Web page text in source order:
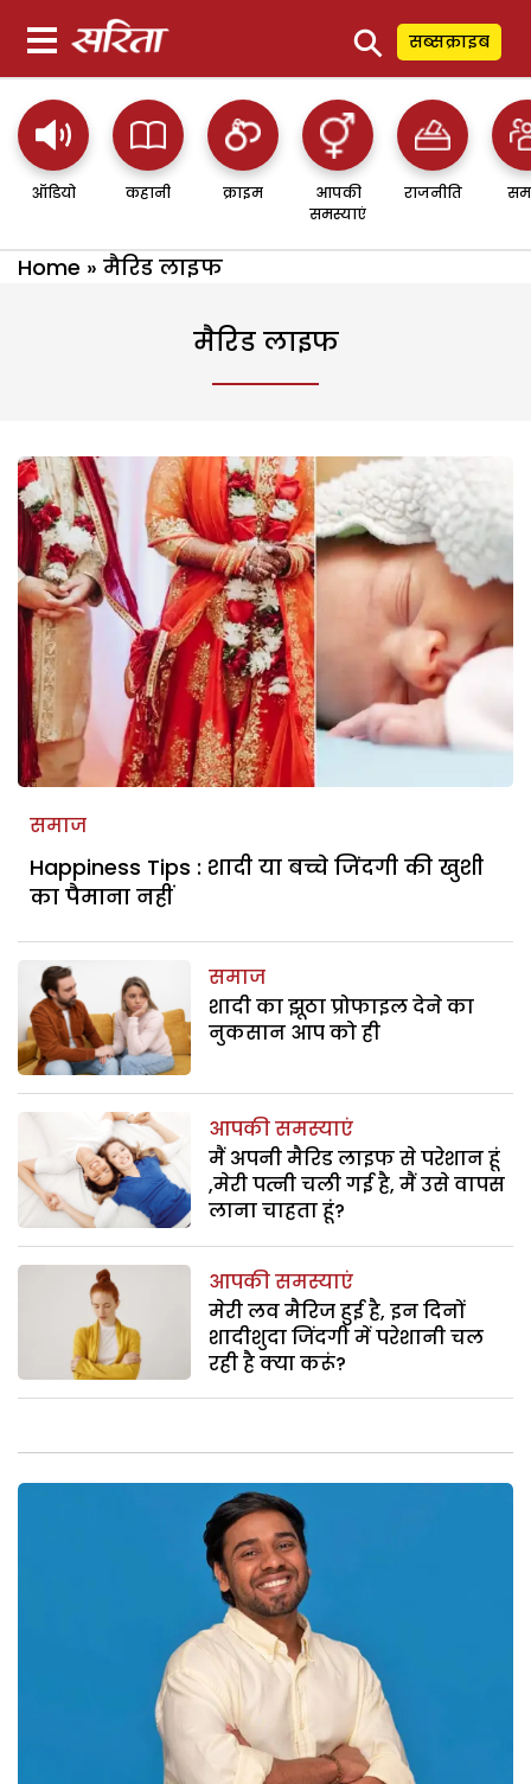
⚲ सब्सक्राइब
ऑडियो कहानी क्राइम
आपकी
समस्याएं
राजनीति
Home » मैरिड लाइफ
मैरिड लाइफ
समाज
Happiness Tips : शादी या बच्चे जिंदगी की खुशी
का पैमाना नहीं
समाज
शादी का झूठा प्रोफाइल देने का
नुकसान आप को ही
आपकी समस्याएं
मैं अपनी मैरिड लाइफ से परेशान हूं
,मेरी पत्नी चली गई है, मैं उसे वापस
लाना चाहता हूं?
आपकी समस्याएं
मेरी लव मैरिज हुई है, इन दिनों
शादीशुदा जिंदगी में परेशानी चल
रही है क्या करूं?